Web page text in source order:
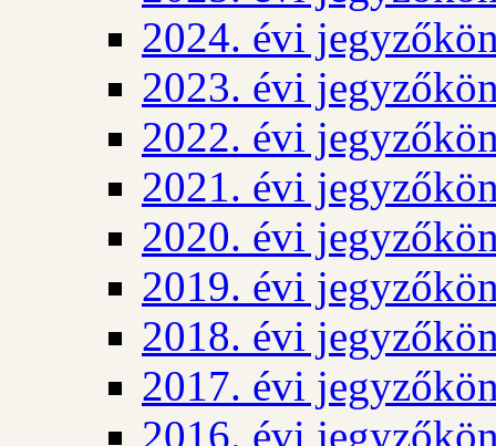
2024. évi
2023. évi
2022. évi
2021. évi
2020. évi
2019. évi
2018. évi
2017. évi
2016. évi